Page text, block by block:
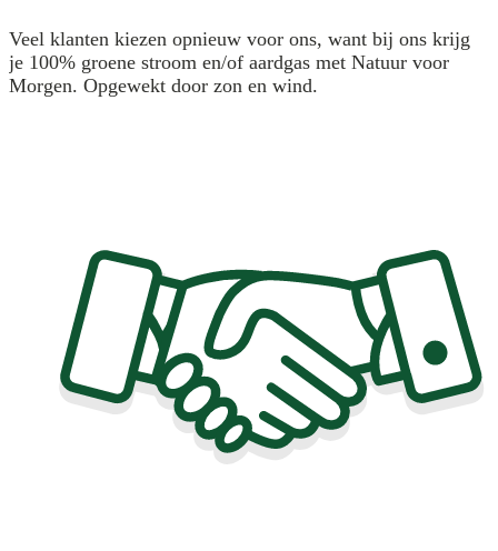
Veel klanten kiezen opnieuw voor ons, want bij ons krijg
je 100% groene stroom en/of aardgas met Natuur voor
Morgen. Opgewekt door zon en wind.